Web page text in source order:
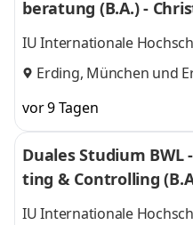
beratung (B.A.) -
IU Internationale
Erding, München und
vor 9 Tagen
Duales Studium BWL
ting & Controlling
uell
IU Internationale